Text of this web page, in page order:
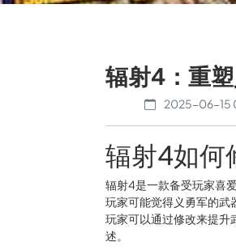
辐射4：重
2025-06-15
辐射4如何
辐射4是一款备受玩家喜
玩家可能觉得义勇军的武
玩家可以通过修改来提升
述。